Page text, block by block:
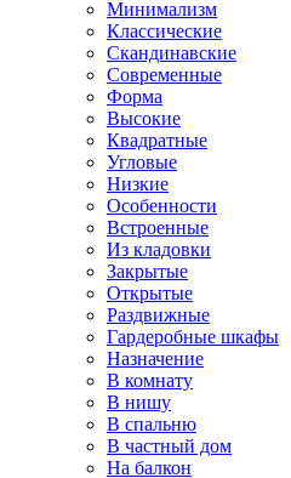
Минимализм
Классические
Скандинавские
Современные
Форма
Высокие
Квадратные
Угловые
Низкие
Особенности
Встроенные
Из кладовки
Закрытые
Открытые
Раздвижные
Гардеробные шкафы
Назначение
В комнату
В нишу
В спальню
В частный дом
На балкон